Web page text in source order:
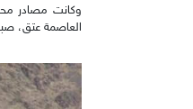
وكانت مصادر
العاصمة عتق،